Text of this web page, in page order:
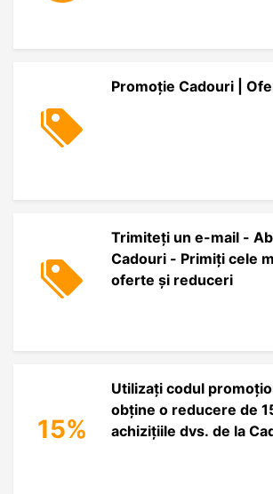
Promoție Cadouri |
Trimiteți un e-mail -
Cadouri - Primiți cele
oferte și reduceri
15%
Utilizați codul
obține o reducere de
achizițiile dvs. de la